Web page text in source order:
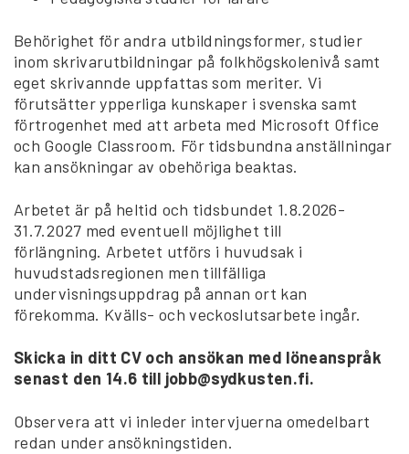
Behörighet för andra utbildningsformer, studier
inom skrivarutbildningar på folkhögskolenivå samt
eget skrivannde uppfattas som meriter. Vi
förutsätter ypperliga kunskaper i svenska samt
förtrogenhet med att arbeta med Microsoft Office
och Google Classroom. För tidsbundna anställningar
kan ansökningar av obehöriga beaktas.
Arbetet är på heltid och tidsbundet 1.8.2026-
31.7.2027 med eventuell möjlighet till
förlängning. Arbetet utförs i huvudsak i
huvudstadsregionen men tillfälliga
undervisningsuppdrag på annan ort kan
förekomma. Kvälls- och veckoslutsarbete ingår.
Skicka in ditt CV och ansökan med löneanspråk
senast den 14.6 till jobb@sydkusten.fi.
Observera att vi inleder intervjuerna omedelbart
redan under ansökningstiden.